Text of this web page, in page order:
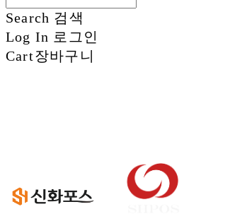
Search 검색
Log In 로그인
Cart장바구니